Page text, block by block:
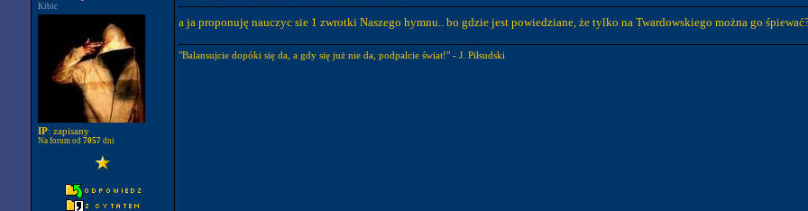
Kibic
IP: zapisany
Na forum od 7057 dni
a ja proponuję nauczyc sie 1 zwrotki Naszego hymnu.. bo gdzie jest powiedziane, że tylko na Twardowskiego można go
"Balansujcie dopóki się da, a gdy się już nie da, podpalcie świat!" - J. Piłsudski